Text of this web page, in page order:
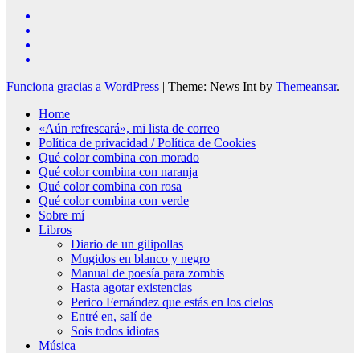
Funciona gracias a WordPress | Theme: News Int by Themeansar.
Home
«Aún refrescará», mi lista de correo
Política de privacidad / Política de Cookies
Qué color combina con morado
Qué color combina con naranja
Qué color combina con rosa
Qué color combina con verde
Sobre mí
Libros
Diario de un gilipollas
Mugidos en blanco y negro
Manual de poesía para zombis
Hasta agotar existencias
Perico Fernández que estás en los cielos
Entré en, salí de
Sois todos idiotas
Música